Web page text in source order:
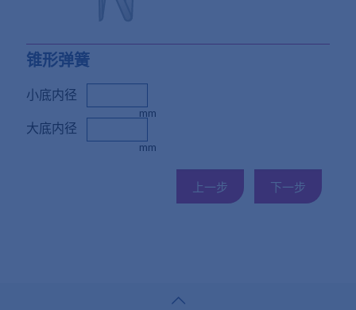
锥形弹簧
小底内径
大底内径
mm
mm
上一步 下一步